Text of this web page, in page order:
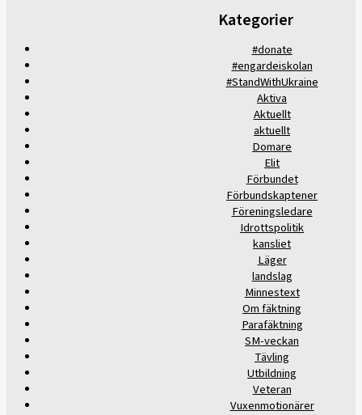
Kategorier
#donate
#engardeiskolan
#StandWithUkraine
Aktiva
Aktuellt
aktuellt
Domare
Elit
Förbundet
Förbundskaptener
Föreningsledare
Idrottspolitik
kansliet
Läger
landslag
Minnestext
Om fäktning
Parafäktning
SM-veckan
Tävling
Utbildning
Veteran
Vuxenmotionärer